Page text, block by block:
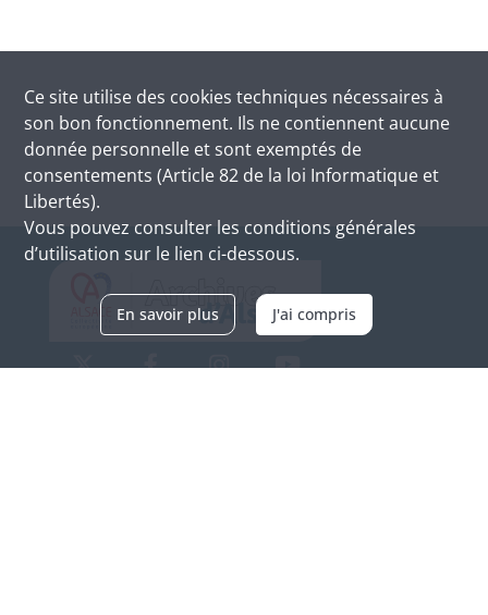
Ce site utilise des cookies techniques nécessaires à
son bon fonctionnement. Ils ne contiennent aucune
donnée personnelle et sont exemptés de
consentements (Article 82 de la loi Informatique et
Libertés).
Vous pouvez consulter les conditions générales
d’utilisation sur le lien ci-dessous.
En savoir plus J'ai compris